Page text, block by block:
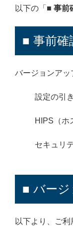
以下の「 ■ 事前
■ 事前確
バージョンアッ
設定の引
HIPS（ホ
セキュリ
■ バー
以下より、ご